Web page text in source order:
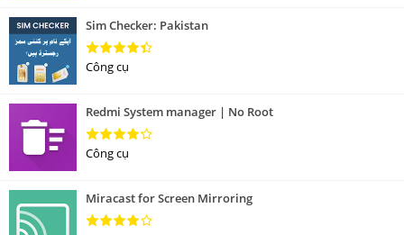
Sim Checker: Pakistan
Công cụ
Redmi System manager | No Root
Công cụ
Miracast for Screen Mirroring